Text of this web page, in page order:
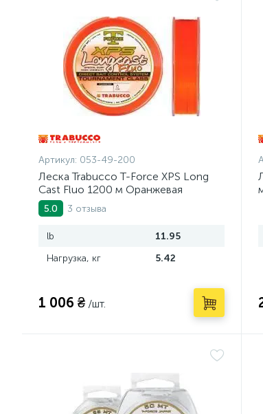
Артикул: 053-49-200
Леска Trabucco T-Force XPS Long
Cast Fluo 1200 м Оранжевая
5.0 3 отзыва
lb
11.95
Нагрузка, кг
5.42
1 006 ₴ /шт.